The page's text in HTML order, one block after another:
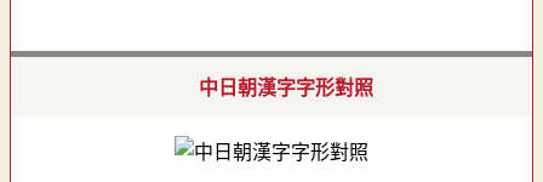
中日朝漢字字形對照